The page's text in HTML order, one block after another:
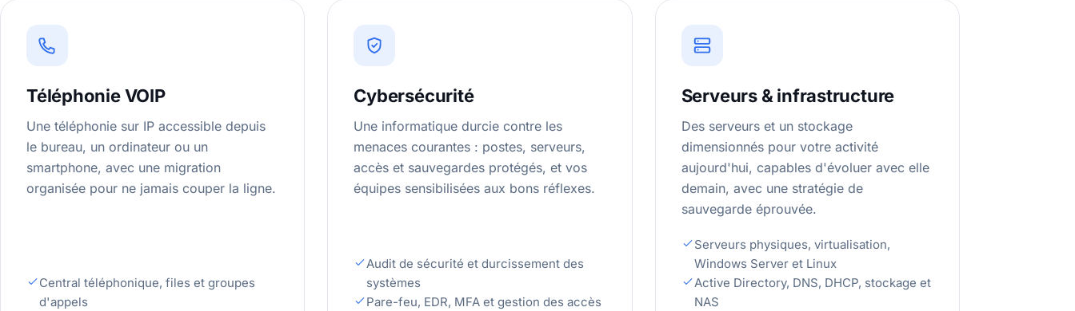
Téléphonie VOIP
Une téléphonie sur IP accessible depuis
le bureau, un ordinateur ou un
smartphone, avec une migration
organisée pour ne jamais couper la ligne.
Central téléphonique, files et groupes
d'appels
Cybersécurité
Une informatique durcie contre les
menaces courantes : postes, serveurs,
accès et sauvegardes protégés, et vos
équipes sensibilisées aux bons réflexes.
Audit de sécurité et durcissement des
systèmes
Pare-feu, EDR, MFA et gestion des accès
Serveurs & infrastructure
Des serveurs et un stockage
dimensionnés pour votre activité
aujourd'hui, capables d'évoluer avec elle
demain, avec une stratégie de
sauvegarde éprouvée.
Serveurs physiques, virtualisation,
Windows Server et Linux
Active Directory, DNS, DHCP, stockage et
NAS